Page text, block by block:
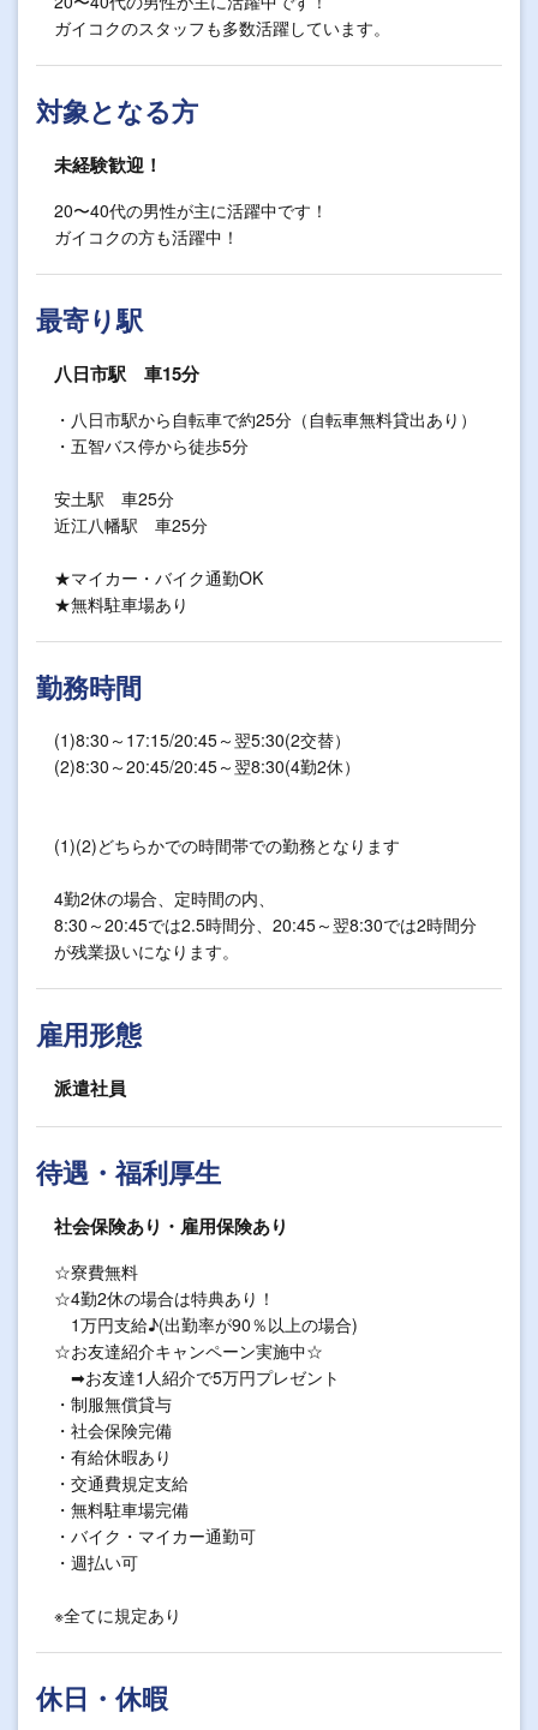
ガイコクのスタッフも多数活躍しています。
対象となる方
未経験歓迎！
20〜40代の男性が主に活躍中です！
ガイコクの方も活躍中！
最寄り駅
八日市駅 車15分
・八日市駅から自転車で約25分（自転車無料貸出あり）
・五智バス停から徒歩5分
安土駅 車25分
近江八幡駅 車25分
★マイカー・バイク通勤OK
★無料駐車場あり
勤務時間
(1)8:30～17:15/20:45～翌5:30(2交替）
(2)8:30～20:45/20:45～翌8:30(4勤2休）
(1)(2)どちらかでの時間帯での勤務となります
4勤2休の場合、定時間の内、
8:30～20:45では2.5時間分、20:45～翌8:30では2時間分
が残業扱いになります。
雇用形態
派遣社員
待遇・福利厚生
社会保険あり・雇用保険あり
☆寮費無料
☆4勤2休の場合は特典あり！
1万円支給♪(出勤率が90％以上の場合)
☆お友達紹介キャンペーン実施中☆
➡お友達1人紹介で5万円プレゼント
・制服無償貸与
・社会保険完備
・有給休暇あり
・交通費規定支給
・無料駐車場完備
・バイク・マイカー通勤可
・週払い可
※全てに規定あり
休日・休暇